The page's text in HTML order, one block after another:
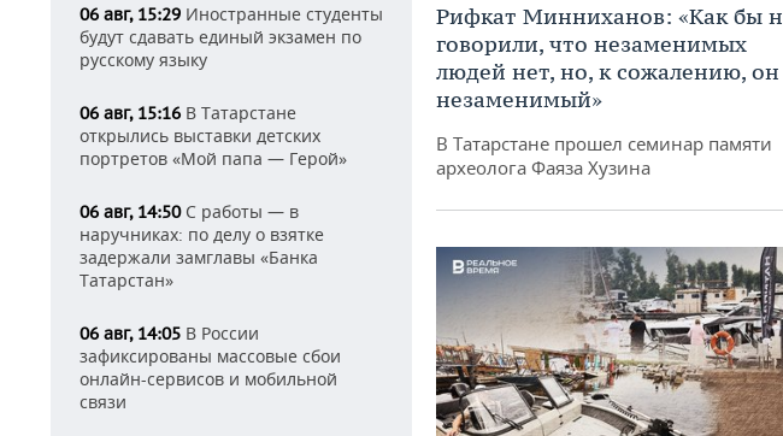
06 авг, 15:29 Иностранные студенты
будут сдавать единый экзамен по
русскому языку
06 авг, 15:16 В Татарстане
открылись выставки детских
портретов «Мой папа — Герой»
06 авг, 14:50С работы — в
наручниках: по делу о взятке
задержали замглавы «Банка
Татарстан»
06 авг, 14:05 В России
зафиксированы массовые сбои
онлайн-сервисов и мобильной
связи
Рифкат Минниханов: «Как бы
говорили, что незаменимых
людей нет, но, к сожалению, он
незаменимый»
В Татарстане прошел семинар памяти
археолога Фаяза Хузина